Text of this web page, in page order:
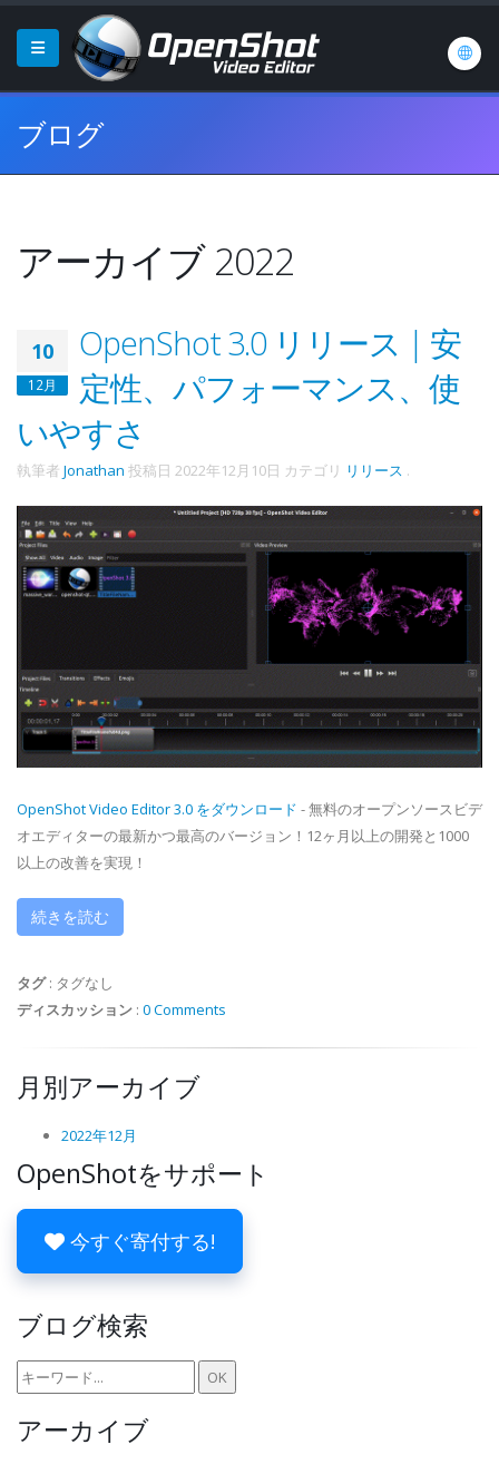
ブログ
アーカイブ 2022
10
12月
OpenShot 3.0 リリース | 安
定性、パフォーマンス、使
いやすさ
執筆者 Jonathan 投稿日 2022年12月10日 カテゴリ リリース .
OpenShot Video Editor 3.0 をダウンロード - 無料のオープンソースビデ
オエディターの最新かつ最高のバージョン！12ヶ月以上の開発と1000
以上の改善を実現！
続きを読む
タグ: タグなし
ディスカッション : 0 Comments
月別アーカイブ
2022年12月
OpenShotをサポート
今すぐ寄付する!
ブログ検索
アーカイブ